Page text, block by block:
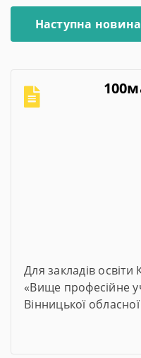
Наступна новина
Для закладів
«Вище професійне
Вінницької
реалізується